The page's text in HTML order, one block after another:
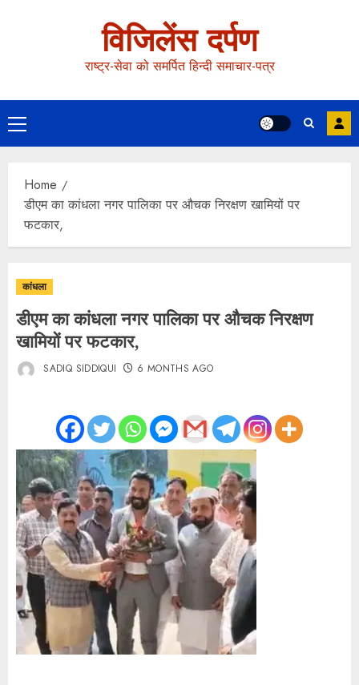
विजिलेंस दर्पण
राष्ट्र-सेवा को समर्पित हिन्दी समाचार-पत्र
Home
डीएम का कांधला नगर पालिका पर औचक निरक्षण खामियों पर
फटकार,
कांधला
डीएम का कांधला नगर पालिका पर औचक निरक्षण
खामियों पर फटकार,
SADIQ SIDDIQUI 6 MONTHS AGO